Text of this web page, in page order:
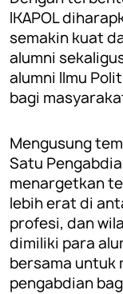
IKAPOL
semakin kuat
alumni
alumni Ilmu
bagi
Mengusung
Satu
menargetkan
lebih erat di
profesi, dan
dimiliki para
bersama untuk
pengabdian